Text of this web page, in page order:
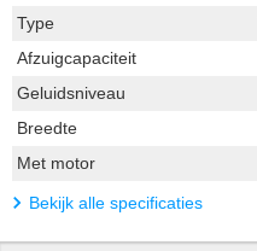
Type
Afzuigcapaciteit
Geluidsniveau
Breedte
Met motor
Bekijk alle specificaties